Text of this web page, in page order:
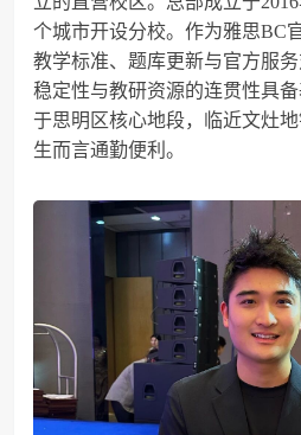
个城市开设分校。作为雅思BC
教学标准、题库更新与官方服
稳定性与教研资源的连贯性具
于思明区核心地段，临近文灶
生而言通勤便利。